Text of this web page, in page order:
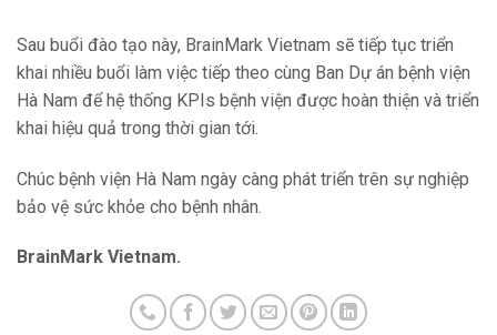
Sau buổi đào tạo này, BrainMark Vietnam sẽ tiếp tục triển
khai nhiều buổi làm việc tiếp theo cùng Ban Dự án bệnh viện
Hà Nam để hệ thống KPIs bệnh viện được hoàn thiện và triển
khai hiệu quả trong thời gian tới.
Chúc bệnh viện Hà Nam ngày càng phát triển trên sự nghiệp
bảo vệ sức khỏe cho bệnh nhân.
BrainMark Vietnam.